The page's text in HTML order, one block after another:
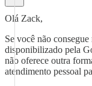
Olá Zack,
Se você não
disponibilizado pela
não oferece outra
atendimento pessoal